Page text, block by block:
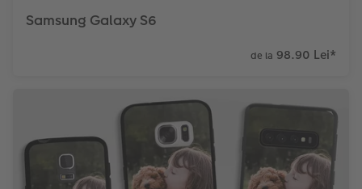
Samsung Galaxy S6
de la 98.90 Lei*